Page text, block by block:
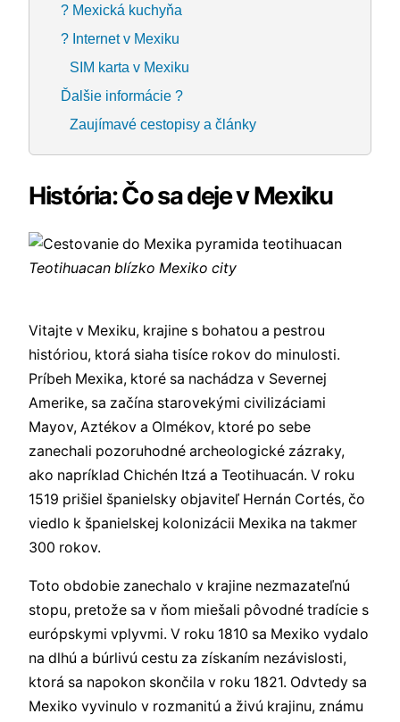
? Mexická kuchyňa
? Internet v Mexiku
SIM karta v Mexiku
Ďalšie informácie ?
Zaujímavé cestopisy a články
História: Čo sa deje v Mexiku
Teotihuacan blízko Mexiko city
Vitajte v Mexiku, krajine s bohatou a pestrou
históriou, ktorá siaha tisíce rokov do minulosti.
Príbeh Mexika, ktoré sa nachádza v Severnej
Amerike, sa začína starovekými civilizáciami
Mayov, Aztékov a Olmékov, ktoré po sebe
zanechali pozoruhodné archeologické zázraky,
ako napríklad Chichén Itzá a Teotihuacán. V roku
1519 prišiel španielsky objaviteľ Hernán Cortés, čo
viedlo k španielskej kolonizácii Mexika na takmer
300 rokov.
Toto obdobie zanechalo v krajine nezmazateľnú
stopu, pretože sa v ňom miešali pôvodné tradície s
európskymi vplyvmi. V roku 1810 sa Mexiko vydalo
na dlhú a búrlivú cestu za získaním nezávislosti,
ktorá sa napokon skončila v roku 1821. Odvtedy sa
Mexiko vyvinulo v rozmanitú a živú krajinu, známu